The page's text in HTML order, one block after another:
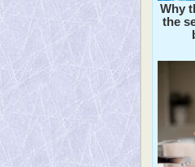
Why
the